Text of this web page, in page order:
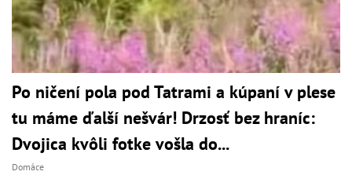
Po ničení pola pod Tatrami a kúpaní v plese
tu máme ďalší nešvár! Drzosť bez hraníc:
Dvojica kvôli fotke vošla do...
Domáce